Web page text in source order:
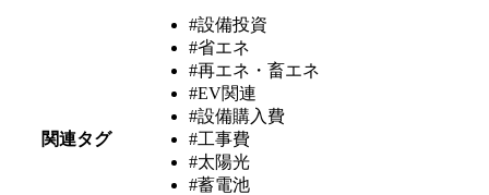
関連タグ
#設備投資
#省エネ
#再エネ・畜エネ
#EV関連
#設備購入費
#工事費
#太陽光
#蓄電池